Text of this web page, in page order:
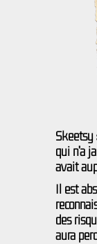
Skeetsy
qui n’a
avait
Il est
des
aura